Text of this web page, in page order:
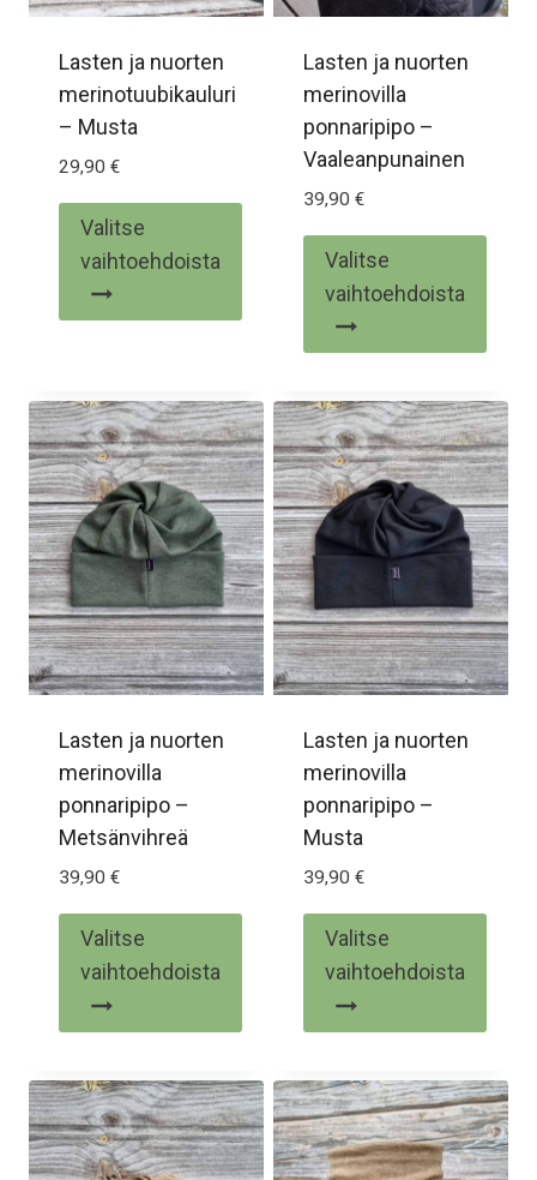
Lasten ja nuorten
merinotuubikauluri
– Musta
29,90 €
Valitse
vaihtoehdoista
on
useampi
muunnelma.
Voit
tehdä
valinnat
tuotteen
sivulla.
Lasten ja nuorten
merinovilla
ponnaripipo –
Vaaleanpunainen
39,90 €
Valitse
vaihtoehdoista
tuotteella
on
useampi
muunnelma.
Voit
tehdä
valinnat
tuotteen
sivulla.
Lasten ja nuorten
merinovilla
ponnaripipo –
Metsänvihreä
39,90 €
Valitse
vaihtoehdoista
tuotteella
on
useampi
Lasten ja nuorten
merinovilla
ponnaripipo –
Musta
39,90 €
Valitse
vaihtoehdoista
tuotteella
on
useampi